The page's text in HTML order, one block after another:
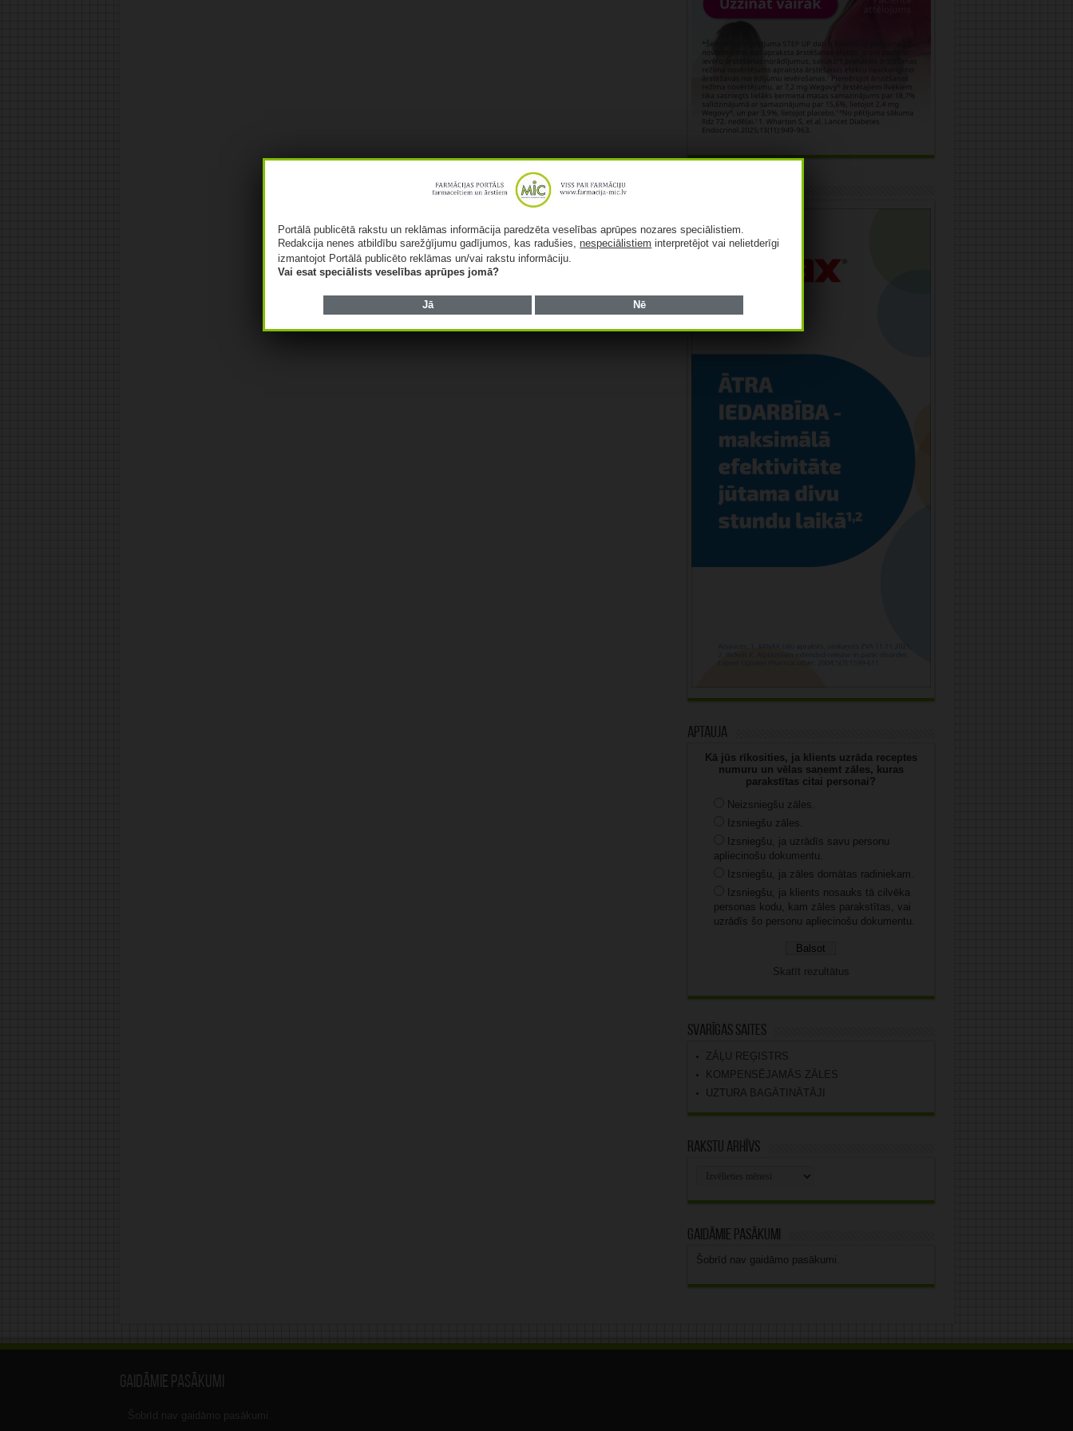
Aptauja
Kā jūs rīkosities, ja klients uzrāda receptes
numuru un vēlas saņemt zāles, kuras
parakstītas citai personai?
Neizsniegšu zāles.
Izsniegšu zāles.
Izsniegšu, ja uzrādīs savu personu
apliecinošu dokumentu.
Izsniegšu, ja zāles domātas radiniekam.
Izsniegšu, ja klients nosauks tā cilvēka
personas kodu, kam zāles parakstītas, vai
uzrādīs šo personu apliecinošu dokumentu.
Skatīt rezultātus
Svarīgas saites
ZĀĻU REĢISTRS
KOMPENSĒJAMĀS ZĀLES
UZTURA BAGĀTINĀTĀJI
Rakstu arhīvs
Gaidāmie pasākumi
Šobrīd nav gaidāmo pasākumi.
Gaidāmie pasākumi
Šobrīd nav gaidāmo pasākumi.
Portālā publicētā rakstu un reklāmas informācija paredzēta veselības aprūpes nozares speciālistiem.
Redakcija nenes atbildību sarežģījumu gadījumos, kas radušies,nespeciālistiem interpretējot vai nelietderīgi
izmantojot Portālā publicēto reklāmas un/vai rakstu informāciju.
Vai esat speciālists veselības aprūpes jomā?
Jā Nē